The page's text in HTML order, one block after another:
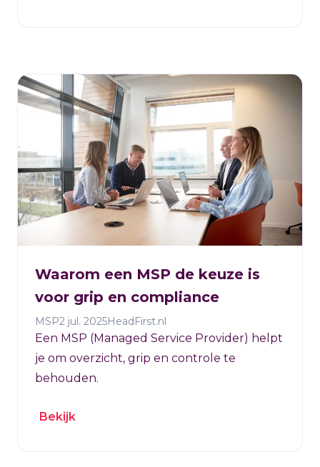
Waarom een MSP de keuze is
voor grip en compliance
MSP2 jul. 2025HeadFirst.nl
Een MSP (Managed Service Provider) helpt
je om overzicht, grip en controle te
behouden.
Bekijk